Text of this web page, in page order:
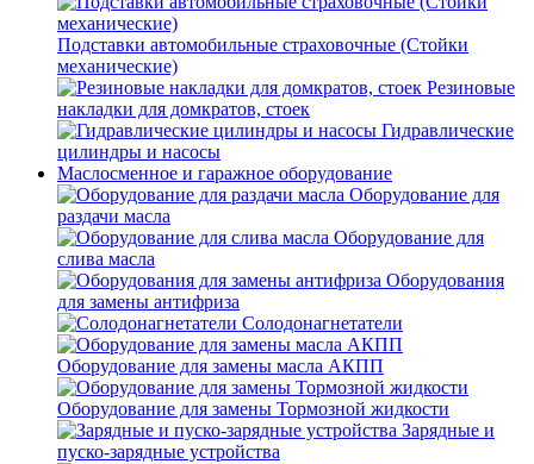
Подставки автомобильные страховочные (Стойки
механические)
Резиновые
накладки для домкратов, стоек
Гидравлические
цилиндры и насосы
Маслосменное и гаражное оборудование
Оборудование для
раздачи масла
Оборудование для
слива масла
Оборудования
для замены антифриза
Солодонагнетатели
Оборудование для замены масла АКПП
Оборудование для замены Тормозной жидкости
Зарядные и
пуско-зарядные устройства